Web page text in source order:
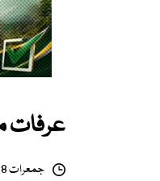
عرفات میں صفائی
جمعرات 28 مئی 2026